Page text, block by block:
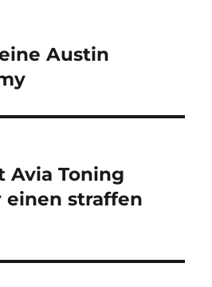
Austin
Avia Toning
einen straffen